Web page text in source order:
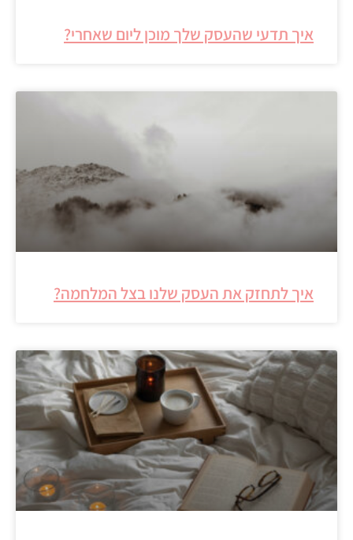
איך תדעי שהעסק שלך מוכן ליום שאחרי?
איך לתחזק את העסק שלנו בצל המלחמה?